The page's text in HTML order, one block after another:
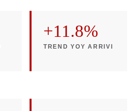
+11.8%
TREND YOY ARRIVI